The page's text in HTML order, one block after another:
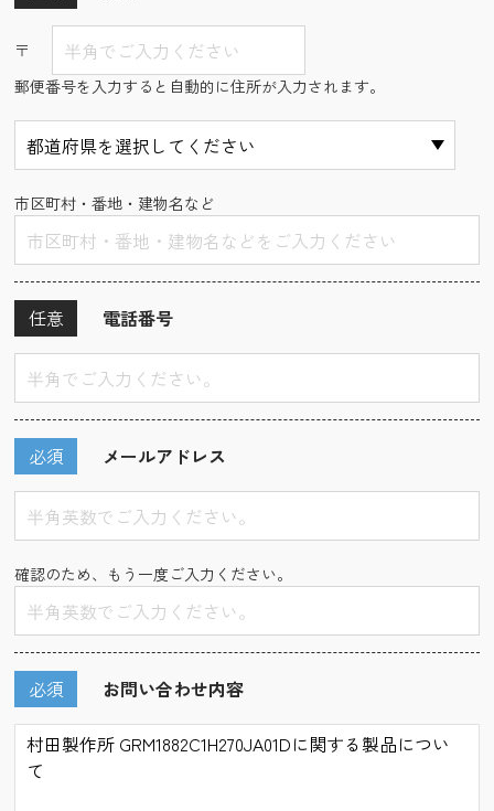
〒
郵便番号を入力すると自動的に住所が入力されます。
市区町村・番地・建物名など
電話番号
任意
メールアドレス
必須
確認のため、もう一度ご入力ください。
お問い合わせ内容
必須